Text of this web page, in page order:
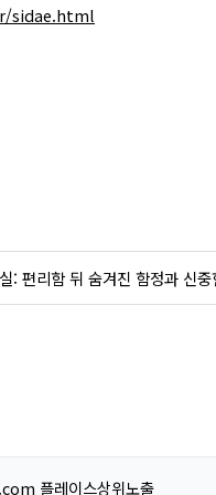
sidae.html
: 편리함 뒤 숨겨진 함정과 신
플레이스상위노출